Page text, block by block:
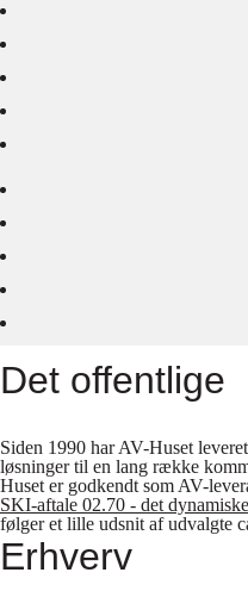
Det offentlige
Siden 1990 har AV-Huset
løsninger til en lang række
Huset er godkendt som AV-
SKI-aftale 02.70 - det
følger et lille udsnit af udvalgte
Erhverv